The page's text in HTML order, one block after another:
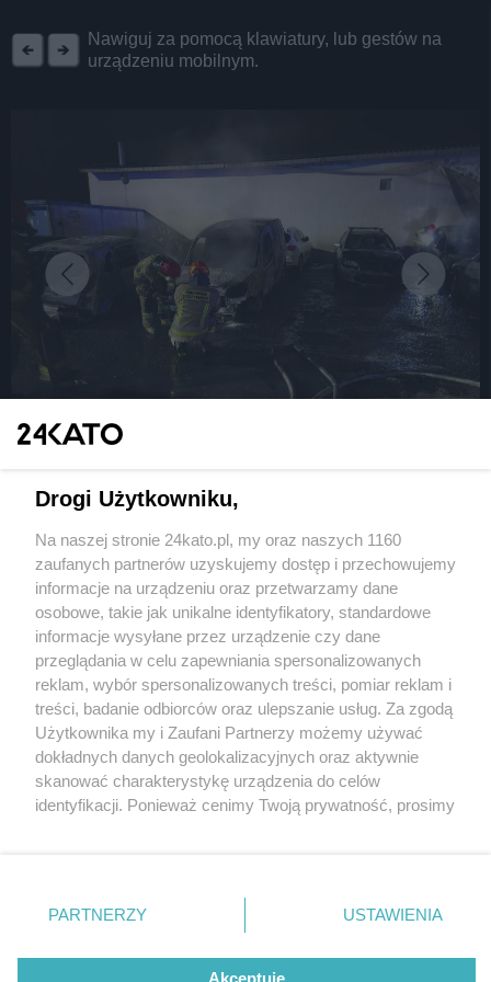
Nawiguj za pomocą klawiatury, lub gestów na
urządzeniu mobilnym.
Nocny pożar 9 samochodów w Katowicach
przyczepa kempingowa, laweta i koparka
2 / 2
Pożar samochodów,
Katowice Zawodzie, 2.08
2025
Wróć do artykułu:
Wydawca mediów lokalnych
Nie zapomnij
zapoznać się z:
polityką prywatności regulamin korzystania z portali
Twojemiasto
Piekary Śląskie
Chorzów
Tarnowskie Góry
Gliwice
Skontakuj sięz nami
Kontakt
Wydawca
Redakcja
Drogi Użytkowniku,
Na naszej stronie 24kato.pl, my oraz naszych 1160
zaufanych partnerów uzyskujemy dostęp i przechowujemy
informacje na urządzeniu oraz przetwarzamy dane
osobowe, takie jak unikalne identyfikatory, standardowe
informacje wysyłane przez urządzenie czy dane
przeglądania w celu zapewniania spersonalizowanych
reklam, wybór spersonalizowanych treści, pomiar reklam i
treści, badanie odbiorców oraz ulepszanie usług. Za zgodą
Użytkownika my i Zaufani Partnerzy możemy używać
dokładnych danych geolokalizacyjnych oraz aktywnie
skanować charakterystykę urządzenia do celów
identyfikacji. Ponieważ cenimy Twoją prywatność, prosimy
prywatności znajdujący się w lewym dolnym rogu strony
. Niektóre rodzaje przetwarzania danych nie wymagają
zgody użytkownika, ale masz prawo sprzeciwić się
takiemu przetwarzaniu. Preferencje będą miały
PARTNERZY USTAWIENIA
Akceptuję